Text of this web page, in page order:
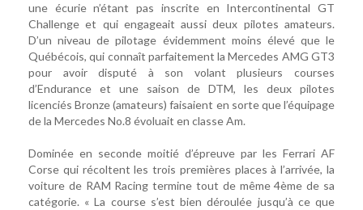
une écurie n’étant pas inscrite en Intercontinental GT
Challenge et qui engageait aussi deux pilotes amateurs.
D’un niveau de pilotage évidemment moins élevé que le
Québécois, qui connaît parfaitement la Mercedes AMG GT3
pour avoir disputé à son volant plusieurs courses
d’Endurance et une saison de DTM, les deux pilotes
licenciés Bronze (amateurs) faisaient en sorte que l’équipage
de la Mercedes No.8 évoluait en classe Am.
Dominée en seconde moitié d’épreuve par les Ferrari AF
Corse qui récoltent les trois premières places à l’arrivée, la
voiture de RAM Racing termine tout de même 4ème de sa
catégorie. « La course s’est bien déroulée jusqu’à ce que